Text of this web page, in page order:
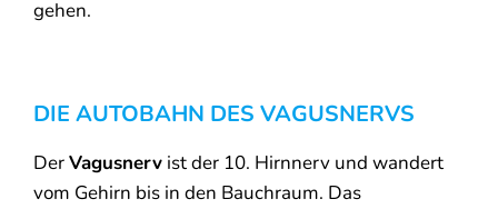
gehen.
DIE AUTOBAHN DES VAGUSNERVS
DerVagusnerv ist der 10. Hirnnerv und wandert
vom Gehirn bis in den Bauchraum. Das